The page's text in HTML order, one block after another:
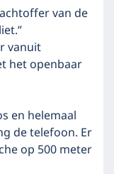
van de
vanuit
het openbaar
en helemaal
de telefoon. Er
op 500 meter